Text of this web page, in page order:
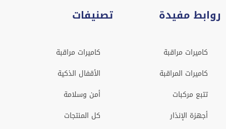
روابط مفيدة
كاميرات مراقبة
كاميرات المراقبة
تتبع مركبات
أجهزة الإنذار
تصنيفات
كاميرات مراقبة
الأقفال الذكية
أمن وسلامة
كل المنتجات